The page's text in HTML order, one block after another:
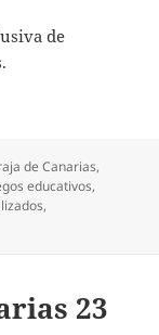
de
de Canarias,
educativos,
,
23